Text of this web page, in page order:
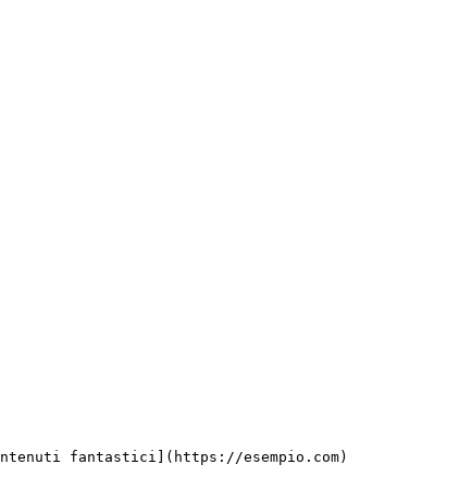
fantastici](https://esempio.com)